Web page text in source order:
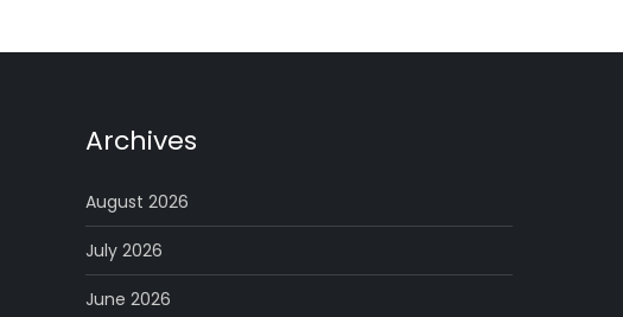
Archives
August 2026
July 2026
June 2026